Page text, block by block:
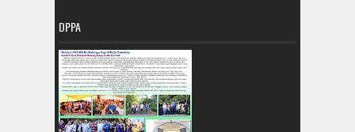
DPPA